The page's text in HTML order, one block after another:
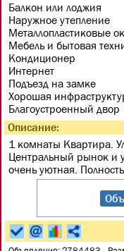
Балкон или лоджия
Наружное утепление
Металлопластиковые
Мебель и бытовая
Кондиционер
Интернет
Подъезд на замке
Хорошая
Благоустроенный двор
Описание:
1 комнаты Квартира.
Центральный рынок и
очень уютная.